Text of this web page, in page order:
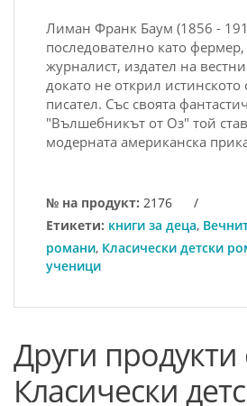
Лиман Франк Баум (1856 -
последователно като фермер,
журналист, издател на
докато не открил
писател. Със своята
"Вълшебникът от Оз" той
модерната американска
№ на продукт: 2176
/
Етикети: книги за деца,
романи, Класически детски
ученици
Други продукти
Класически